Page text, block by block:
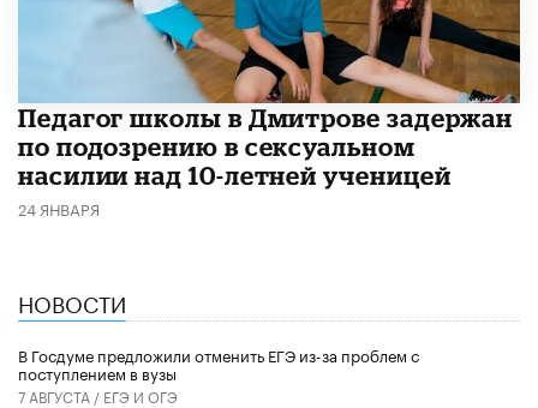
Педагог школы в Дмитрове задержан
по подозрению в сексуальном
насилии над 10-летней ученицей
24 ЯНВАРЯ
НОВОСТИ
В Госдуме предложили отменить ЕГЭ из-за проблем с
поступлением в вузы
7 АВГУСТА / ЕГЭ И ОГЭ